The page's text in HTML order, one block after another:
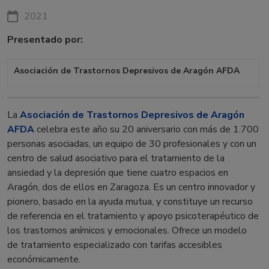
2021
Presentado por:
Asociación de Trastornos Depresivos de Aragón AFDA
La Asociación de Trastornos Depresivos de Aragón
AFDA celebra este año su 20 aniversario con más de 1.700
personas asociadas, un equipo de 30 profesionales y con un
centro de salud asociativo para el tratamiento de la
ansiedad y la depresión que tiene cuatro espacios en
Aragón, dos de ellos en Zaragoza. Es un centro innovador y
pionero, basado en la ayuda mutua, y constituye un recurso
de referencia en el tratamiento y apoyo psicoterapéutico de
los trastornos anímicos y emocionales. Ofrece un modelo
de tratamiento especializado con tarifas accesibles
económicamente.